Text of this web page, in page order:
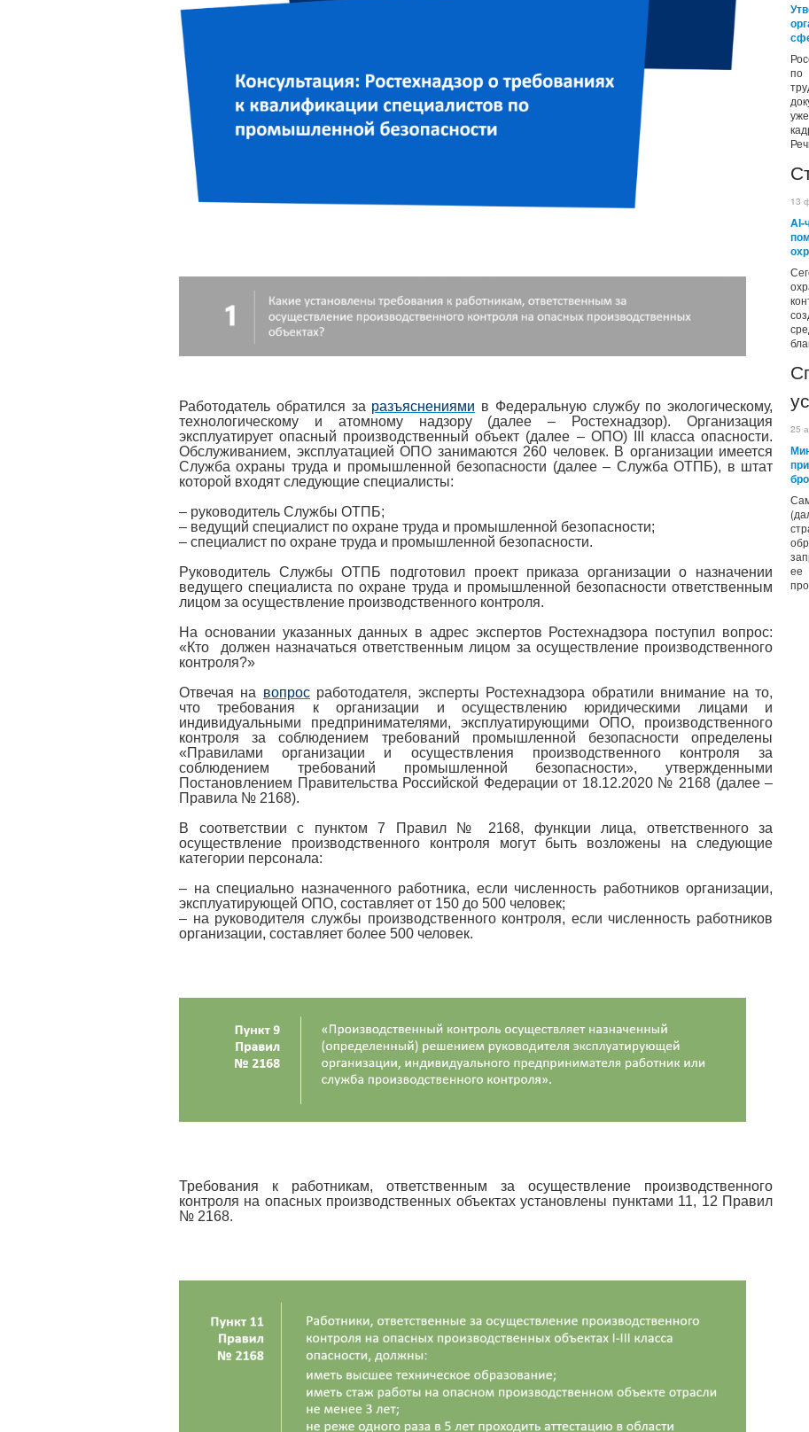
по
13
AI-
25
ее
Работодатель обратился за разъяснениями в Федеральную службу по экологическому,
технологическому и атомному надзору (далее – Ростехнадзор). Организация
эксплуатирует опасный производственный объект (далее – ОПО) III класса опасности.
Обслуживанием, эксплуатацией ОПО занимаются 260 человек. В организации имеется
Cлужба охраны труда и промышленной безопасности (далее – Служба ОТПБ), в штат
которой входят следующие специалисты:
– руководитель Cлужбы ОТПБ;
– ведущий специалист по охране труда и промышленной безопасности;
– специалист по охране труда и промышленной безопасности.
Руководитель Cлужбы ОТПБ подготовил проект приказа организации о назначении
ведущего специалиста по охране труда и промышленной безопасности ответственным
лицом за осуществление производственного контроля.
На основании указанных данных в адрес экспертов Ростехнадзора поступил вопрос:
«Кто должен назначаться ответственным лицом за осуществление производственного
контроля?»
Отвечая на вопросработодателя, эксперты Ростехнадзора обратили внимание на то,
что требования к организации и осуществлению юридическими лицами и
индивидуальными предпринимателями, эксплуатирующими ОПО, производственного
контроля за соблюдением требований промышленной безопасности определены
«Правилами организации и осуществления производственного контроля за
соблюдением требований промышленной безопасности», утвержденными
Постановлением Правительства Российской Федерации от 18.12.2020 № 2168 (далее –
Правила № 2168).
В соответствии с пунктом 7 Правил № 2168, функции лица, ответственного за
осуществление производственного контроля могут быть возложены на следующие
категории персонала:
– на специально назначенного работника, если численность работников организации,
эксплуатирующей ОПО, составляет от 150 до 500 человек;
– на руководителя службы производственного контроля, если численность работников
организации, составляет более 500 человек.
Требования к работникам, ответственным за осуществление производственного
контроля на опасных производственных объектах установлены пунктами 11, 12 Правил
№ 2168.